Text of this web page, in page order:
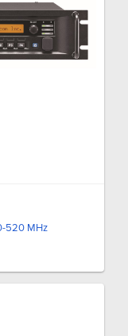
520 MHz